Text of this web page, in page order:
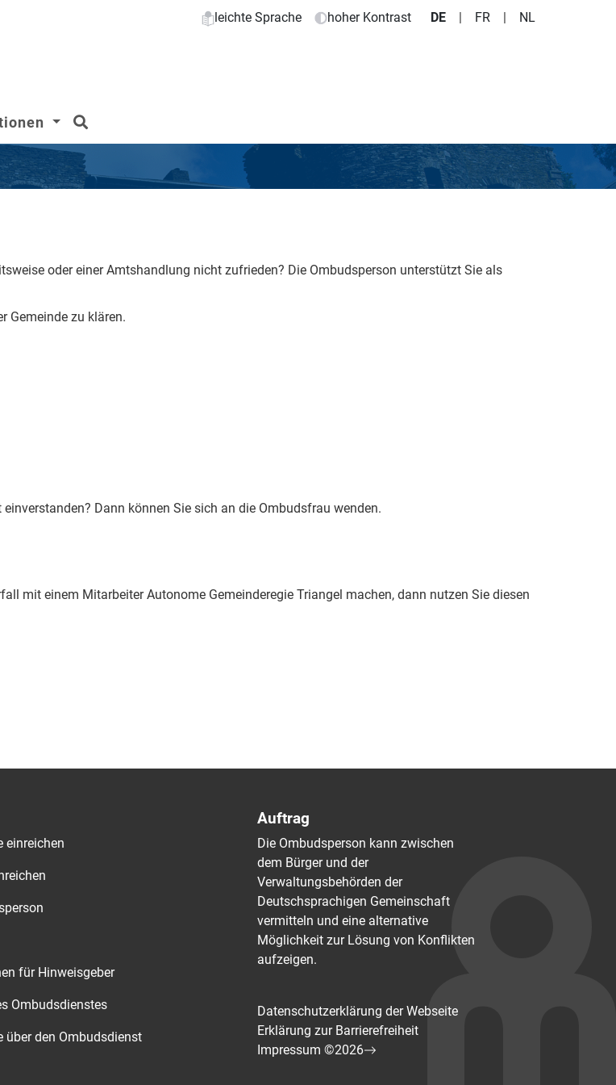
leichte Sprache hoher Kontrast DE | FR | NL
oder einer Amtshandlung nicht zufrieden? Die Ombudsperson unterstützt Sie als
Gemeinde zu klären.
Dann können Sie sich an die Ombudsfrau wenden.
mit einem Mitarbeiter Autonome Gemeinderegie Triangel machen, dann nutzen Sie diesen
einreichen
für Hinweisgeber
Ombudsdienstes
über den Ombudsdienst
Auftrag
Die Ombudsperson kann zwischen
dem Bürger und der
Verwaltungsbehörden der
Deutschsprachigen Gemeinschaft
vermitteln und eine alternative
Möglichkeit zur Lösung von Konflikten
aufzeigen.
Datenschutzerklärung der Webseite
Erklärung zur Barrierefreiheit
Impressum ©2026